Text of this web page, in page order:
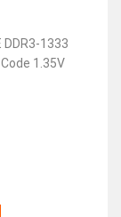
DDR3-1333
1.35V